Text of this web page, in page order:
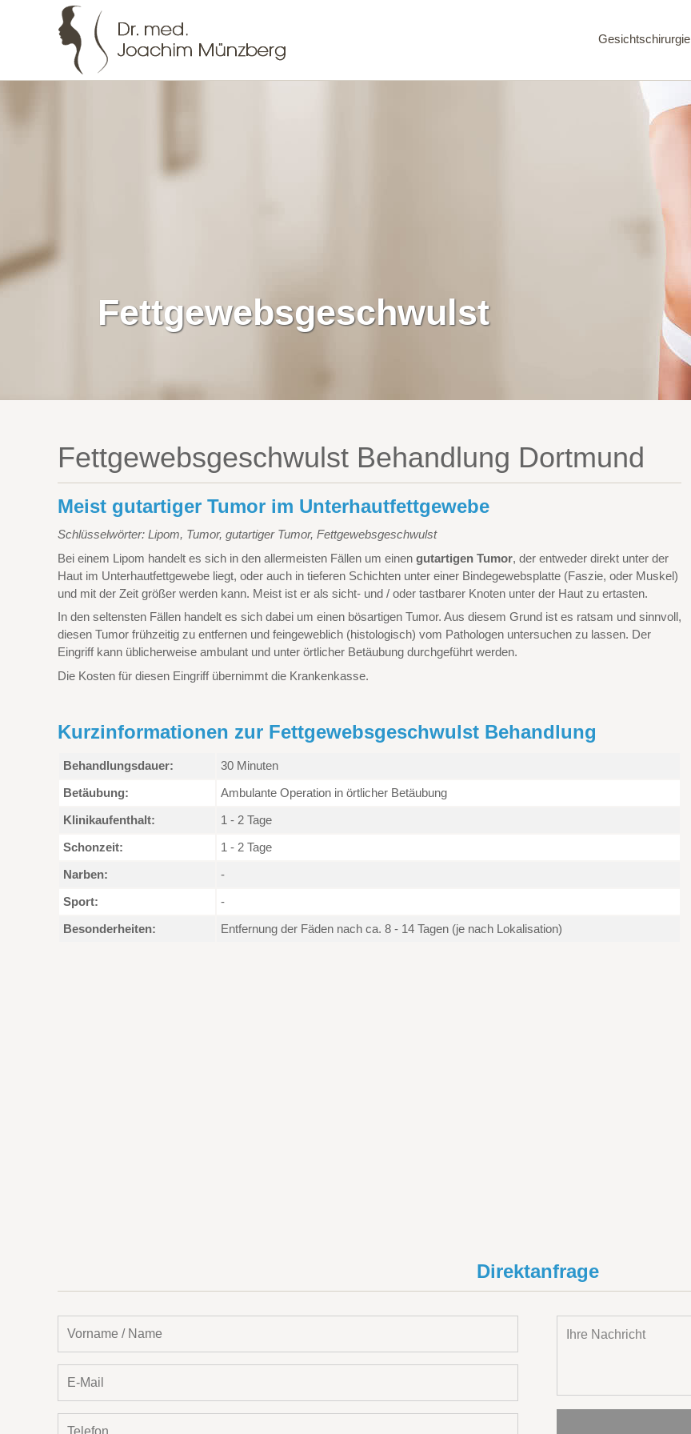
Gesichtschirurgie
Fettgewebsgeschwulst
Fettgewebsgeschwulst Behandlung Dortmund
Meist gutartiger Tumor im Unterhautfettgewebe
Schlüsselwörter: Lipom, Tumor, gutartiger Tumor, Fettgewebsgeschwulst
Bei einem Lipom handelt es sich in den allermeisten Fällen um einen gutartigen Tumor, der entweder direkt unter der
Haut im Unterhautfettgewebe liegt, oder auch in tieferen Schichten unter einer Bindegewebsplatte (Faszie, oder Muskel)
und mit der Zeit größer werden kann. Meist ist er als sicht- und / oder tastbarer Knoten unter der Haut zu ertasten.
In den seltensten Fällen handelt es sich dabei um einen bösartigen Tumor. Aus diesem Grund ist es ratsam und sinnvoll,
diesen Tumor frühzeitig zu entfernen und feingeweblich (histologisch) vom Pathologen untersuchen zu lassen. Der
Eingriff kann üblicherweise ambulant und unter örtlicher Betäubung durchgeführt werden.
Die Kosten für diesen Eingriff übernimmt die Krankenkasse.
Kurzinformationen zur Fettgewebsgeschwulst Behandlung
Behandlungsdauer:
30 Minuten
Betäubung:
Ambulante Operation in örtlicher Betäubung
Klinikaufenthalt:
1 - 2 Tage
Schonzeit:
1 - 2 Tage
Narben:
-
Sport:
-
Besonderheiten:
Entfernung der Fäden nach ca. 8 - 14 Tagen (je nach Lokalisation)
Direktanfrage